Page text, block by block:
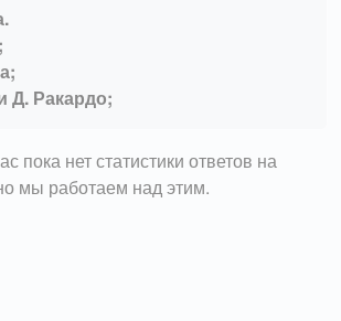
Д. Ракардо;
пока нет статистики ответов на
мы работаем над этим.